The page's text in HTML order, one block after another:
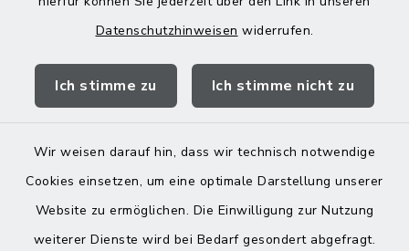
Datenschutzhinweisen widerrufen.
Ich stimme zu Ich stimme nicht zu
Wir weisen darauf hin, dass wir technisch notwendige
Cookies einsetzen, um eine optimale Darstellung unserer
Website zu ermöglichen. Die Einwilligung zur Nutzung
weiterer Dienste wird bei Bedarf gesondert abgefragt.
Landratsamt Mühldorf